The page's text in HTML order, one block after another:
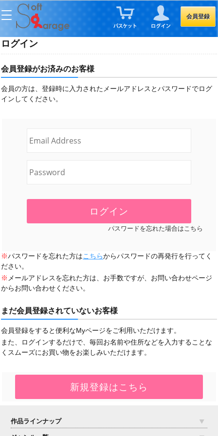
会員登録
ログイン
会員登録がお済みのお客様
会員の方は、登録時に入力されたメールアドレスとパスワードでログ
インしてください。
パスワードを忘れた場合はこちら
※パスワードを忘れた方はこちらからパスワードの再発行を行ってく
ださい。
※ メールアドレスを忘れた方は、お手数ですが、お問い合わせページ
からお問い合わせください。
まだ会員登録されていないお客様
会員登録をすると便利なMyページをご利用いただけます。
また、ログインするだけで、毎回お名前や住所などを入力することな
くスムーズにお買い物をお楽しみいただけます。
作品ラインナップ